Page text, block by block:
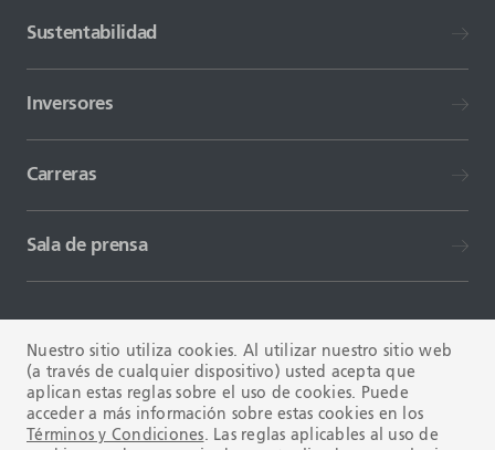
Sustentabilidad
Inversores
Carreras
Sala de prensa
TÉRMINOS Y CONDICIONES FAQ
Nuestro sitio utiliza cookies. Al utilizar nuestro sitio web
(a través de cualquier dispositivo) usted acepta que
aplican estas reglas sobre el uso de cookies. Puede
acceder a más información sobre estas cookies en los
Términos y Condiciones. Las reglas aplicables al uso de